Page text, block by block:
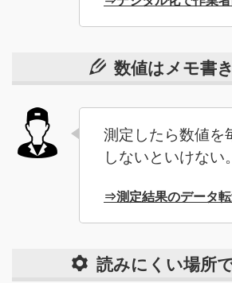
数値はメモ書
測定したら数値を
しないといけない。
⇒測定結果のデータ転
読みにくい場所